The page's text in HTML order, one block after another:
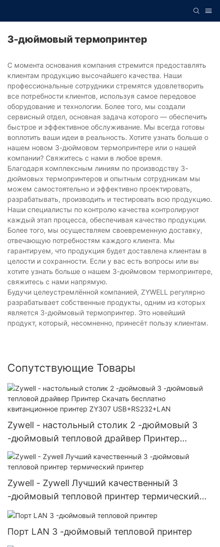
3-дюймовый термопринтер
С момента основания компания стремится предоставлять
клиентам продукцию высочайшего качества. Наши
профессиональные сотрудники стремятся удовлетворить
все потребности клиентов, используя самое передовое
оборудование и технологии. Более того, мы создали
сервисный отдел, основная задача которого — обеспечить
быстрое и эффективное обслуживание. Мы всегда готовы
воплотить ваши идеи в реальность. Хотите узнать больше о
нашем новом 3-дюймовом термопринтере или о нашей
компании? Свяжитесь с нами в любое время.
Благодаря комплексным линиям по производству 3-
дюймовых термопринтеров и опытным сотрудникам мы
можем самостоятельно и эффективно проектировать,
разрабатывать, производить и тестировать всю продукцию.
Наши специалисты по контролю качества контролируют
каждый этап процесса, обеспечивая качество продукции.
Более того, мы осуществляем своевременную доставку,
отвечающую потребностям каждого клиента. Мы
гарантируем, что продукция будет доставлена ​​клиентам в
целости и сохранности. Если у вас есть вопросы или вы
хотите узнать больше о нашем 3-дюймовом термопринтере,
свяжитесь с нами напрямую.
Будучи целеустремлённой компанией, ZYWELL регулярно
разрабатывает собственные продукты, одним из которых
является 3-дюймовый термопринтер. Это новейший
продукт, который, несомненно, принесёт пользу клиентам.
Сопутствующие Товары
Zywell - настольный столик 2 -дюймовый 3
-дюймовый тепловой драйвер Принтер
Скачать бесплатно квитанционное принтер
ZY307 USB+RS232+LAN
Zywell - Zywell Лучший качественный 3
-дюймовый тепловой принтер термический
принтер
Порт LAN 3 -дюймовый тепловой принтер